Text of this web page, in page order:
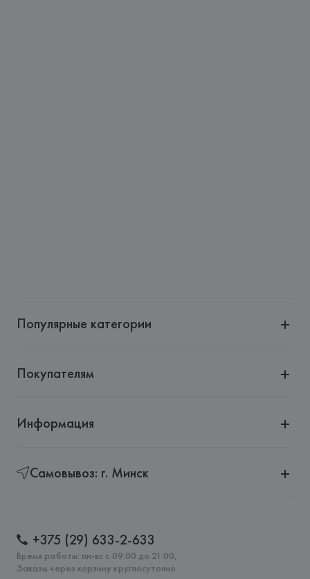
Популярные категории
Покупателям
Информация
Самовывоз: г. Минск
+375 (29) 633-2-633
Время работы: пн-вс с 09:00 до 21:00,
Заказы через корзину круглосуточно